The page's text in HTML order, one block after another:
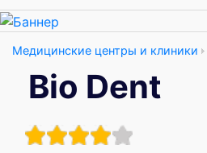
Медицинские центры и клиники
Bio Dent